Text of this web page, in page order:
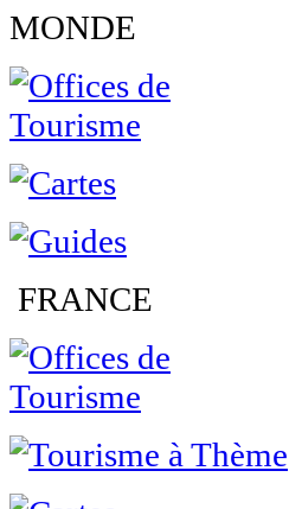
MONDE
FRANCE